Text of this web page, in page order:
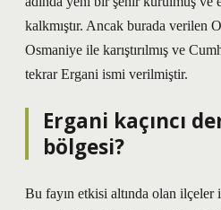
kalkmıştır. Ancak burada verilen
Osmaniye ile karıştırılmış ve
tekrar Ergani ismi verilmiştir.
Ergani kaçıncı
bölgesi?
Bu fayın etkisi altında olan ilçeler